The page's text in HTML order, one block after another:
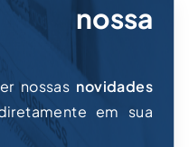
nossa
nossas novidades
em sua